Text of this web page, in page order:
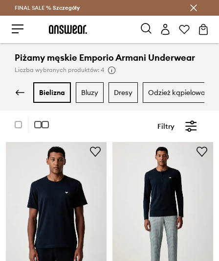
Oszczędzaj z Answear Club >
FINAL SALE % Szczegóły
Piżamy męskie Emporio Armani Underwear
Liczba wybranych produktów: 4
bielizna bluzy dresy odzież kąpielowa
Filtry